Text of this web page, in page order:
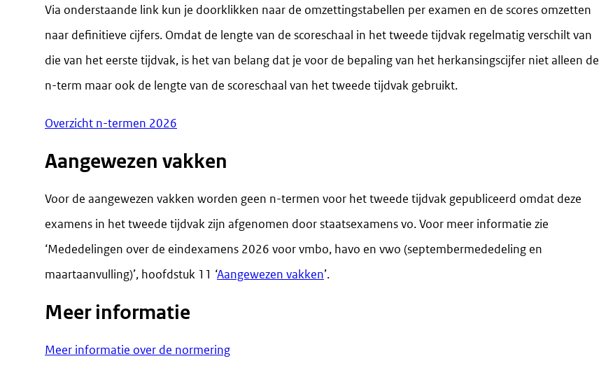
Via onderstaande link kun je doorklikken naar de omzettingstabellen per examen en de scores omzetten
naar definitieve cijfers. Omdat de lengte van de scoreschaal in het tweede tijdvak regelmatig verschilt van
die van het eerste tijdvak, is het van belang dat je voor de bepaling van het herkansingscijfer niet alleen de
n-term maar ook de lengte van de scoreschaal van het tweede tijdvak gebruikt.
Overzicht n-termen 2026
Aangewezen vakken
Voor de aangewezen vakken worden geen n-termen voor het tweede tijdvak gepubliceerd omdat deze
examens in het tweede tijdvak zijn afgenomen door staatsexamens vo. Voor meer informatie zie
‘Mededelingen over de eindexamens 2026 voor vmbo, havo en vwo (septembermededeling en
maartaanvulling)’, hoofdstuk 11 ‘Aangewezen vakken’.
Meer informatie
Meer informatie over de normering